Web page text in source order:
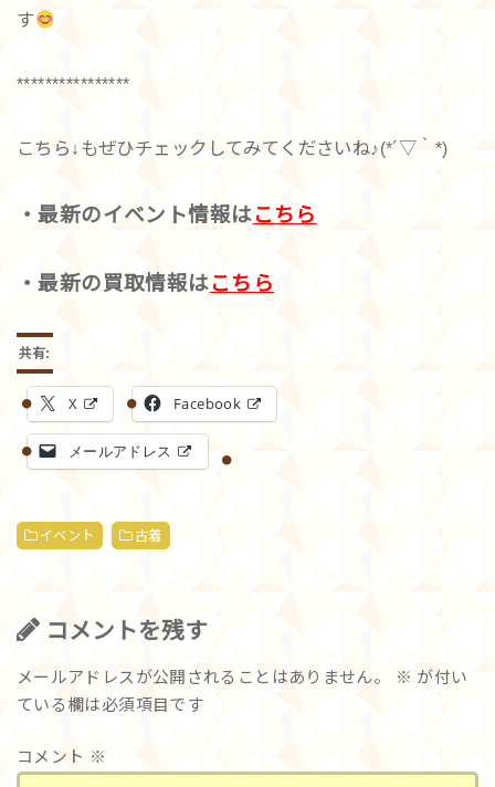
す
****************
こちら↓もぜひチェックしてみてくださいね♪(*´▽｀*)
・最新のイベント情報はこちら
・最新の買取情報はこちら
共有:
X Facebook
メールアドレス
イベント 古着
コメントを残す
メールアドレスが公開されることはありません。 ※ が付い
ている欄は必須項目です
コメント ※